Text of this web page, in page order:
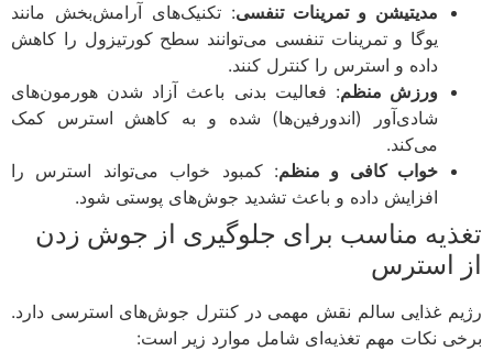
مدیتیشن و تمرینات تنفسی: تکنیک‌های آرامش‌بخش مانند
یوگا و تمرینات تنفسی می‌توانند سطح کورتیزول را کاهش
داده و استرس را کنترل کنند.
ورزش منظم: فعالیت بدنی باعث آزاد شدن هورمون‌های
شادی‌آور (اندورفین‌ها) شده و به کاهش استرس کمک
می‌کند.
خواب کافی و منظم: کمبود خواب می‌تواند استرس را
افزایش داده و باعث تشدید جوش‌های پوستی شود.
مناسب برای جلوگیری از جوش زدن
استرس
غذایی سالم نقش مهمی در کنترل جوش‌های استرسی دارد.
نکات مهم تغذیه‌ای شامل موارد زیر است: